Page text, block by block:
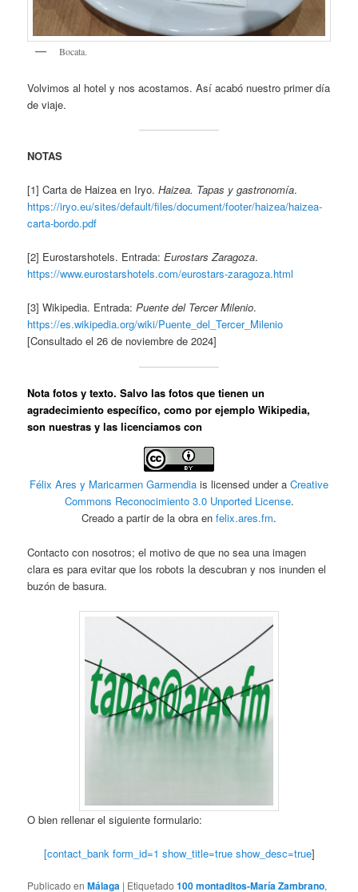
Bocata.
Volvimos al hotel y nos acostamos. Así acabó nuestro primer día
de viaje.
NOTAS
[1] Carta de Haizea en Iryo. Haizea. Tapas y gastronomía.
https://iryo.eu/sites/default/files/document/footer/haizea/haizea-
carta-bordo.pdf
[2] Eurostarshotels. Entrada:Eurostars Zaragoza.
https://www.eurostarshotels.com/eurostars-zaragoza.html
[3] Wikipedia. Entrada:Puente del Tercer Milenio.
https://es.wikipedia.org/wiki/Puente_del_Tercer_Milenio
[Consultado el 26 de noviembre de 2024]
Nota fotos y texto. Salvo las fotos que tienen un
agradecimiento específico, como por ejemplo Wikipedia,
son nuestras y las licenciamos con
Félix Ares y Maricarmen Garmendia is licensed under a Creative
Commons Reconocimiento 3.0 Unported License.
Creado a partir de la obra en felix.ares.fm.
Contacto con nosotros; el motivo de que no sea una imagen
clara es para evitar que los robots la descubran y nos inunden el
buzón de basura.
O bien rellenar el siguiente formulario:
[contact_bank form_id=1 show_title=true show_desc=true]
Publicado en Málaga | Etiquetado 100 montaditos-María Zambrano,